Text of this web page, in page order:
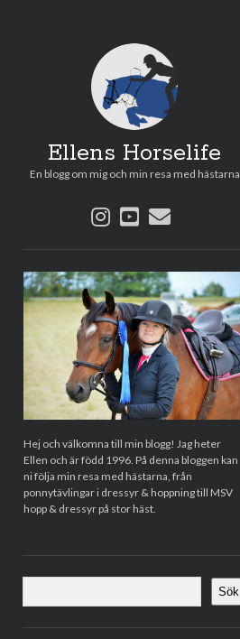
Ellens Horselife
En blogg om mig och min resa med hästarna
instagram
youtube
e-
Sidopanel
Hej och välkomna till min blogg! Jag heter
Ellen och är född 1996. På denna bloggen kan
ni följa min resa med hästarna, från
ponnytävlingar i dressyr & hoppning till MSV
hopp & dressyr på stor häst.
Sök